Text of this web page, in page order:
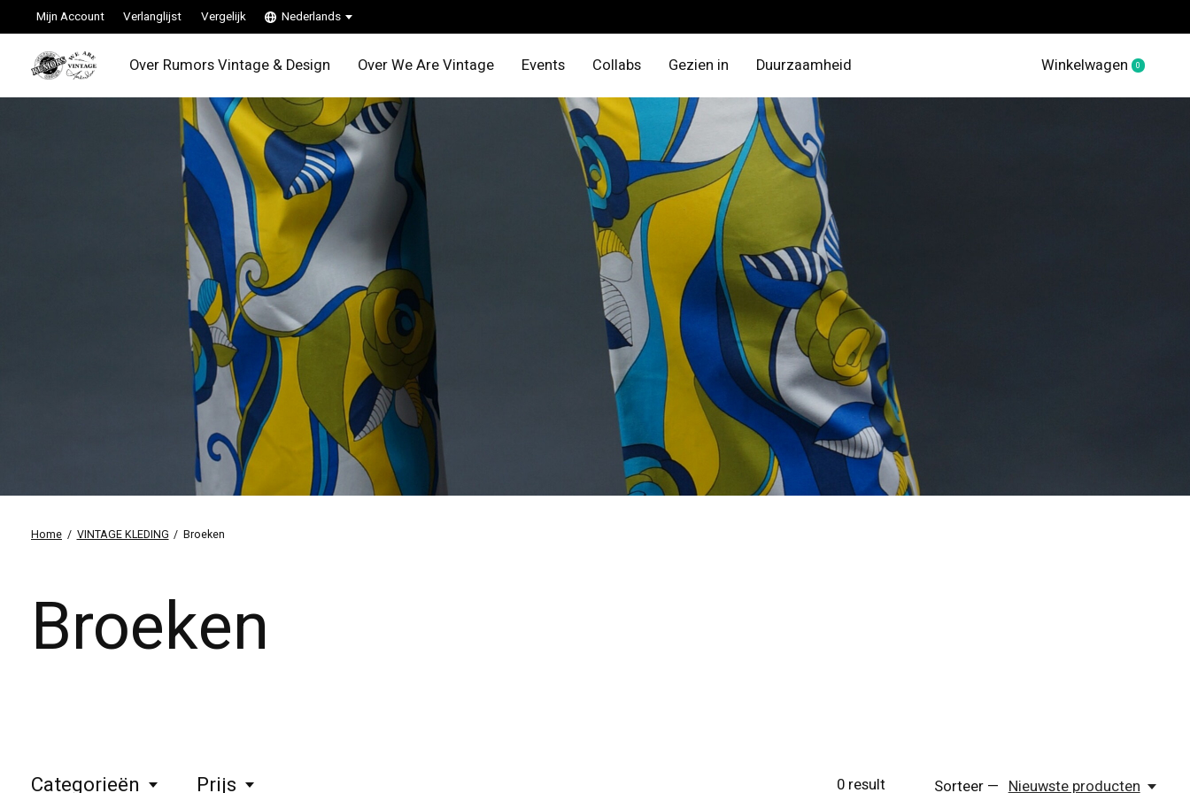
Mijn Account Verlanglijst Vergelijk Nederlands
Over Rumors Vintage & Design Over We Are Vintage Events Collabs Gezien in Duurzaamheid Winkelwagen 0items
Home / VINTAGE KLEDING / Broeken
Broeken
Categorieën Prijs 0result Sorteer — Nieuwste producten